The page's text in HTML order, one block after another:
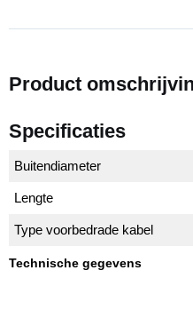
Product
Specificaties
Buitendiameter
Lengte
Type voorbedrade kabel
Technische gegevens